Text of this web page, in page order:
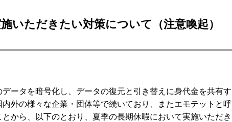
いただきたい対策について（注意喚起）
ータを暗号化し、データの復元と引き替えに身代金を共有す
外の様々な企業・団体等で続いており、またエモテットと呼
から、以下のとおり、夏季の長期休暇において実施いただき